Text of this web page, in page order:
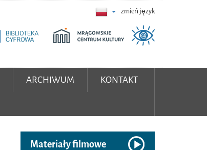
zmień język
ARCHIWUM KONTAKT
Materiały filmowe